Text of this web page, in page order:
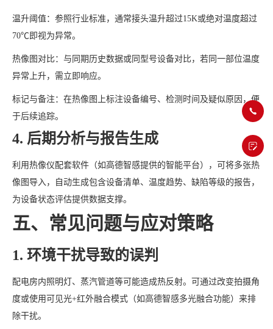
温升阈值：参照行业标准，通常接头温升超过15K或绝对温度超过
70℃即视为异常。
热像图对比：与同期历史数据或同型号设备对比，若同一部位温度
异常上升，需立即响应。
标记与备注：在热像图上标注设备编号、检测时间及疑似原因，便
于后续追踪。
4. 后期分析与报告生成
利用热像仪配套软件（如高德智感提供的智能平台），可将多张热
像图导入，自动生成包含设备清单、温度趋势、缺陷等级的报告，
为设备状态评估提供数据支撑。
五、常见问题与应对策略
1. 环境干扰导致的误判
配电房内照明灯、蒸汽管道等可能造成热反射。可通过改变拍摄角
度或使用可见光+红外融合模式（如高德智感多光融合功能）来排
除干扰。